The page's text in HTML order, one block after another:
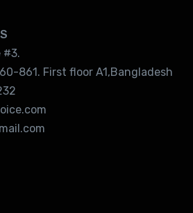
#3.
861. First floor A1,Bangladesh